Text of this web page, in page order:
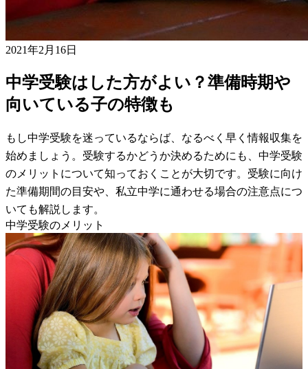
2021年2月16日
中学受験はした方がよい？準備時期や
向いている子の特徴も
もし中学受験を迷っているならば、なるべく早く情報収集を
始めましょう。受験するかどうか決めるためにも、中学受験
のメリットについて知っておくことが大切です。受験に向け
た準備期間の目安や、私立中学に通わせる場合の注意点につ
いても解説します。
中学受験のメリット